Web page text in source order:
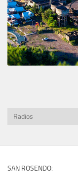
SAN ROSENDO: